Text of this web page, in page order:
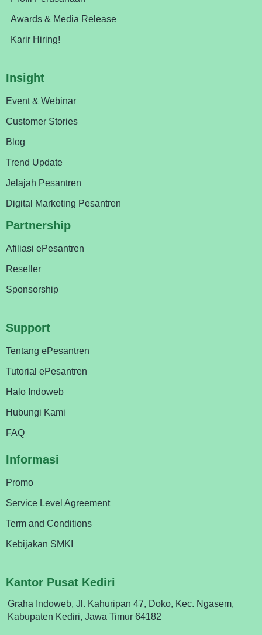
Awards & Media Release
Karir Hiring!
Insight
Event & Webinar
Customer Stories
Blog
Trend Update
Jelajah Pesantren
Digital Marketing Pesantren
Partnership
Afiliasi ePesantren
Reseller
Sponsorship
Support
Tentang ePesantren
Tutorial ePesantren
Halo Indoweb
Hubungi Kami
FAQ
Informasi
Promo
Service Level Agreement
Term and Conditions
Kebijakan SMKI
Kantor Pusat Kediri
Graha Indoweb, Jl. Kahuripan 47, Doko, Kec. Ngasem,
Kabupaten Kediri, Jawa Timur 64182